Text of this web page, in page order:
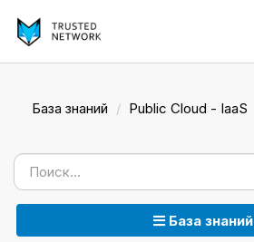
База знаний Public Cloud - IaaS
База знаний